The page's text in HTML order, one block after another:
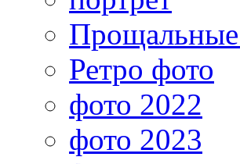
Прощальные
Ретро фото
фото 2022
фото 2023